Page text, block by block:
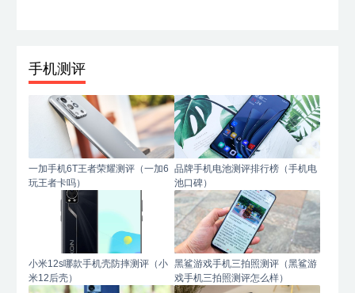
手机测评
一加手机6T王者荣耀测评（一加6
玩王者卡吗）
品牌手机电池测评排行榜（手机电
池口碑）
小米12s哪款手机壳防摔测评（小
米12后壳）
黑鲨游戏手机三拍照测评（黑鲨游
戏手机三拍照测评怎么样）